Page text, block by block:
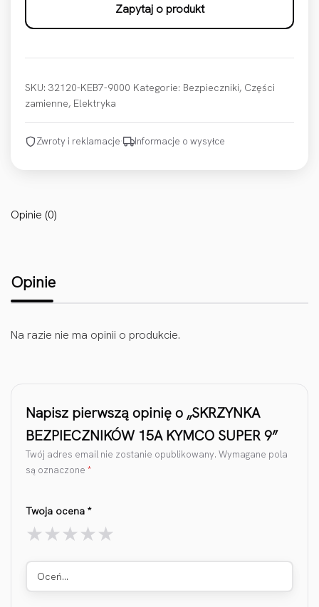
Zapytaj o produkt
SKU: 32120-KEB7-9000 Kategorie: Bezpieczniki, Części
zamienne, Elektryka
Zwroty i reklamacje· Informacje o wysyłce
Opinie (0)
Opinie
Na razie nie ma opinii o produkcie.
Napisz pierwszą opinię o „SKRZYNKA
BEZPIECZNIKÓW 15A KYMCO SUPER 9”
Twój adres email nie zostanie opublikowany. Wymagane pola
są oznaczone *
Twoja ocena *
Oceń…